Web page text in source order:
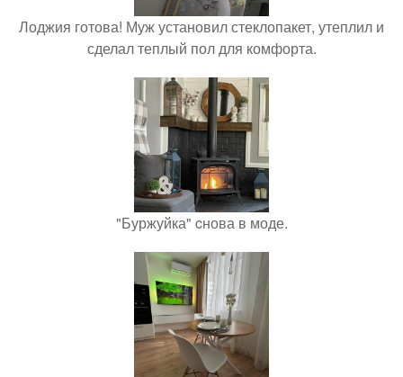
Лоджия готова! Муж установил стеклопакет, утеплил и
сделал теплый пол для комфорта.
"Буржуйка" cнова в моде.